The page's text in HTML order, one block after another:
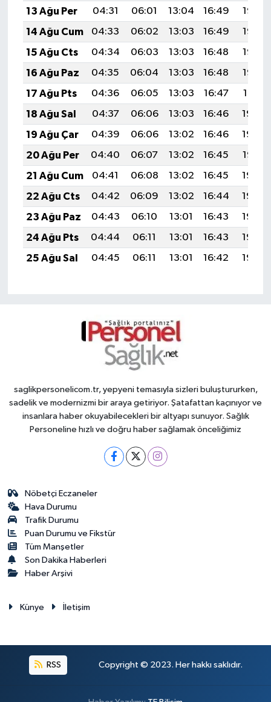
13 Ağu Per
04:31 06:01 13:04 16:49
19:56
14 Ağu Cum
04:33 06:02 13:03 16:49
19:55
15 Ağu Cts
04:34 06:03 13:03 16:48
19:53
16 Ağu Paz
04:35 06:04 13:03 16:48
19:52
17 Ağu Pts
04:36 06:05 13:03 16:47
19:51
18 Ağu Sal
04:37 06:06 13:03 16:46
19:50
19 Ağu Çar
04:39 06:06 13:02 16:46
19:48
20 Ağu Per
04:40 06:07 13:02 16:45
19:47
21 Ağu Cum
04:41 06:08 13:02 16:45
19:46
22 Ağu Cts
04:42 06:09 13:02 16:44
19:44
23 Ağu Paz
04:43 06:10 13:01 16:43
19:43
24 Ağu Pts
04:44 06:11 13:01 16:43
19:42
25 Ağu Sal
04:45 06:11 13:01 16:42 19:40
saglikpersonelicom.tr, yepyeni temasıyla sizleri buluştururken,
sadelik ve modernizmi bir araya getiriyor. Şatafattan kaçınıyor ve
insanlara haber okuyabilecekleri bir altyapı sunuyor. Sağlık
Personeline hızlı ve doğru haber sağlamak önceliğimiz
Nöbetçi Eczaneler
Hava Durumu
Trafik Durumu
Puan Durumu ve Fikstür
Tüm Manşetler
Son Dakika Haberleri
Haber Arşivi
Künye İletişim
RSS Copyright © 2023. Her hakkı saklıdır.